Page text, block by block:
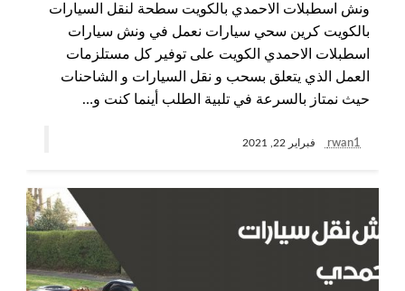
ونش اسطبلات الاحمدي بالكويت سطحة لنقل السيارات
بالكويت كرين سحي سيارات نعمل في ونش سيارات
اسطبلات الاحمدي الكويت على توفير كل مستلزمات
العمل الذي يتعلق بسحب و نقل السيارات و الشاحنات
حيث نمتاز بالسرعة في تلبية الطلب أينما كنت و…
rwan1 فبراير 22, 2021